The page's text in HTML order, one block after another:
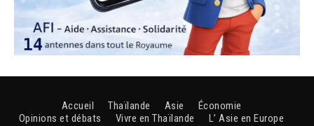
Accueil Thaïlande Asie
Économie
Opinions et débats
Vivre en Thaïlande
L’ Asie en Europe